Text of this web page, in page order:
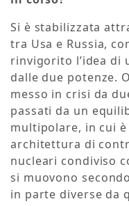
Si è stabilizzata
tra Usa e Russia,
rinvigorito l’idea di
dalle due potenze.
messo in crisi da
passati da un
multipolare, in cui
architettura di
nucleari condiviso
si muovono
in parte diverse da